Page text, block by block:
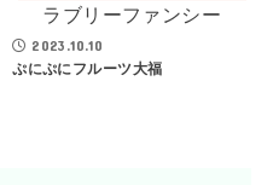
ラブリーファンシー
2023.10.10
ぷにぷにフルーツ大福